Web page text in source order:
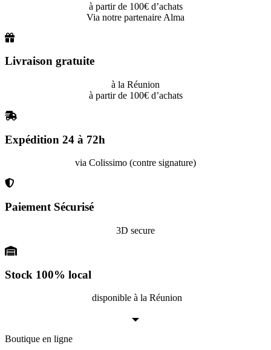
à partir de 100€ d’achats
Via notre partenaire Alma
Livraison gratuite
à la Réunion
à partir de 100€ d’achats
Expédition 24 à 72h
via Colissimo (contre signature)
Paiement Sécurisé
3D secure
Stock 100% local
disponible à la Réunion
Boutique en ligne